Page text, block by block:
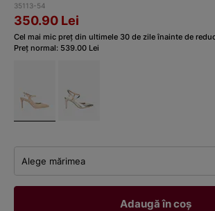
35113-54
350.90 Lei
Cel mai mic preț din ultimele 30 de zile înainte de
Preț normal: 539.00 Lei
Alege mărimea
Adaugă în coș